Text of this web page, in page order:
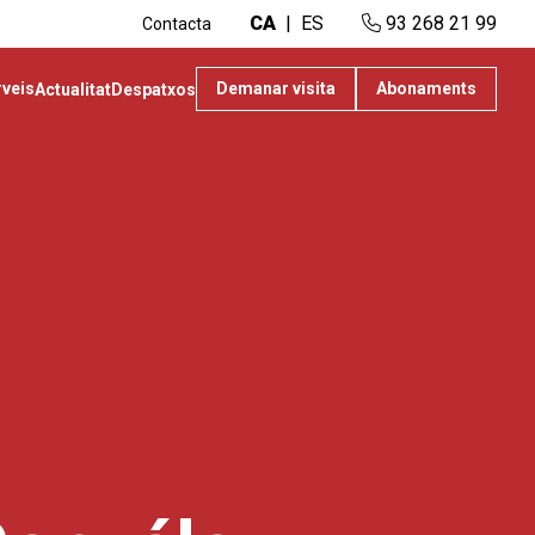
Contacta CA ES 93 268 21 99
ActualitatDespatxos Demanar visita Abonaments